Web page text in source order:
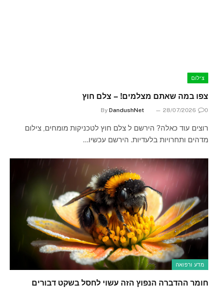
צילום
צפו במה שאתם מצלמים! – צלם חוץ
By DandushNet 28/07/2026 0
רוצים עוד כאלה? הירשם ל צלם חוץ לטכניקות מומחים, צילום
מדהים ותחרויות בלעדיות. הירשם עכשיו…
מדע ורפואה
חומר ההדברה הנפוץ הזה עשוי לחסל בשקט דבורים